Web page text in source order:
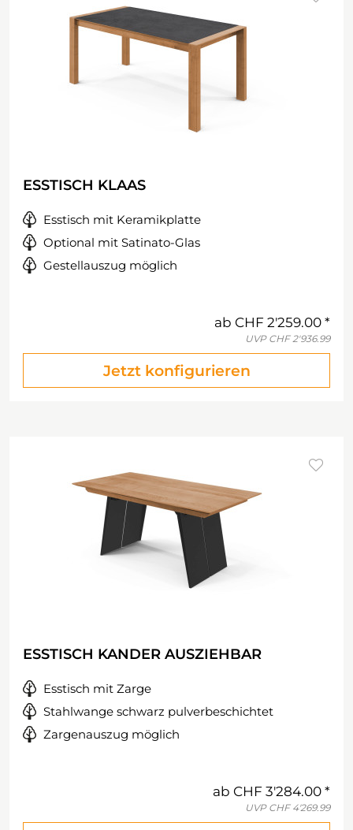
ESSTISCH KLAAS
Esstisch mit Keramikplatte
Optional mit Satinato-Glas
Gestellauszug möglich
ab CHF 2'259.00
UVP CHF 2'936.99
Jetzt konfigurieren
ESSTISCH KANDER AUSZIEHBAR
Esstisch mit Zarge
Stahlwange schwarz pulverbeschichtet
Zargenauszug möglich
ab CHF 3'284.00
UVP CHF 4'269.99